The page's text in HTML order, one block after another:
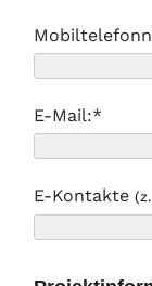
E-Mail:*
E-Kontakte